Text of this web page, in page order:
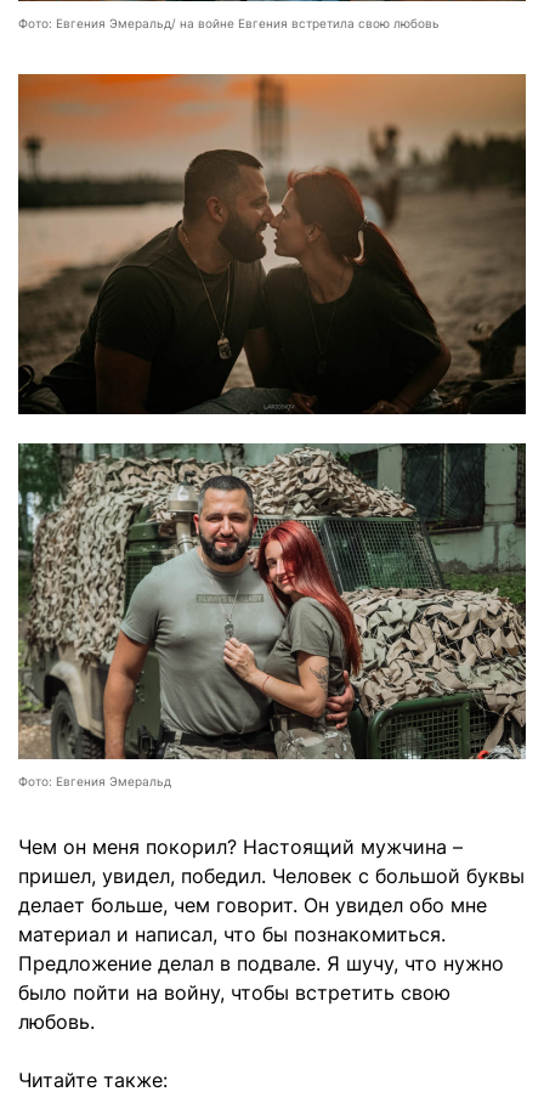
Фото: Евгения Эмеральд/ на войне Евгения встретила свою любовь
Фото: Евгения Эмеральд
Чем он меня покорил? Настоящий мужчина –
пришел, увидел, победил. Человек с большой буквы
делает больше, чем говорит. Он увидел обо мне
материал и написал, что бы познакомиться.
Предложение делал в подвале. Я шучу, что нужно
было пойти на войну, чтобы встретить свою
любовь.
Читайте также: